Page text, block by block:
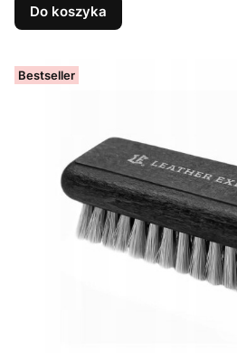
Do koszyka
Bestseller